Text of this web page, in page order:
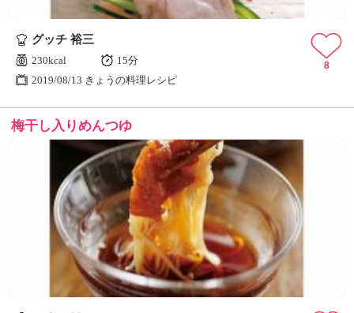
グッチ 裕三
230kcal
15分
2019/08/13 きょうの料理レシピ
8
梅干し入りめんつゆ